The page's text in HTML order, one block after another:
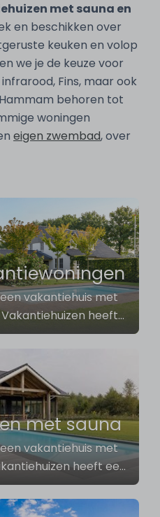
met sauna en
en beschikken over
keuken en volop
we je de keuze voor
Fins, maar ook
behoren tot
woningen
eigen zwembad, over
vakantiehuis met
heeft…
met sauna
vakantiehuis met
heeft ee…